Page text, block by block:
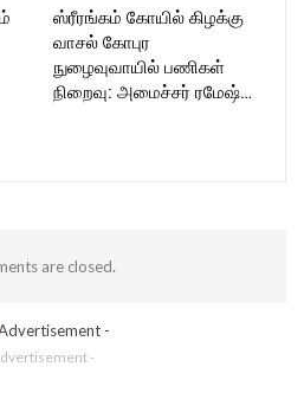
ஸ்ரீரங்கம் கோயில் கிழக்கு
வாசல் கோபுர
நுழைவுவாயில் பணிகள்
நிறைவு: அமைச்சர் ரமேஷ்…
are closed.
-